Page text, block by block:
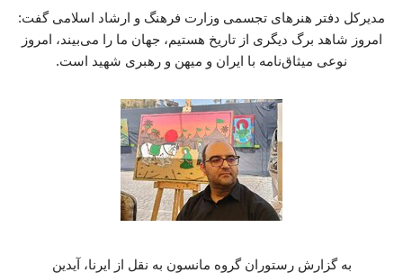
مدیرکل دفتر هنرهای تجسمی وزارت فرهنگ و ارشاد اسلامی گفت:
امروز شاهد برگ دیگری از تاریخ هستیم، جهان ما را می‌بیند، امروز
نوعی میثاق‌نامه با ایران و میهن و رهبری شهید است.
به گزارش رستوران گروه مانسون به نقل از ایرنا، آیدین